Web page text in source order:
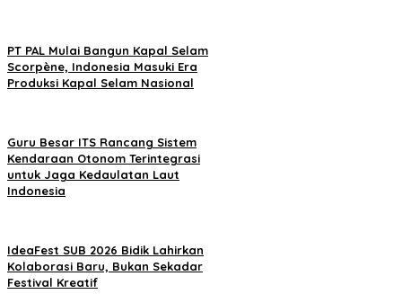
PT PAL Mulai Bangun Kapal Selam
Scorpène, Indonesia Masuki Era
Produksi Kapal Selam Nasional
Guru Besar ITS Rancang Sistem
Kendaraan Otonom Terintegrasi
untuk Jaga Kedaulatan Laut
Indonesia
IdeaFest SUB 2026 Bidik Lahirkan
Kolaborasi Baru, Bukan Sekadar
Festival Kreatif